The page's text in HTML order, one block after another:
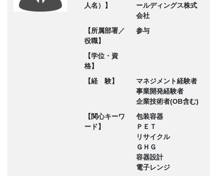
人名）】
ールディングス株式
会社
【所属部署／
役職】
参与
【学位・資
格】
【経 験】
マネジメント経験者
事業開発経験者
企業技術者(OB含む)
【関心キーワ
ード】
包装容器
ＰＥＴ
リサイクル
ＧＨＧ
容器設計
電子レンジ